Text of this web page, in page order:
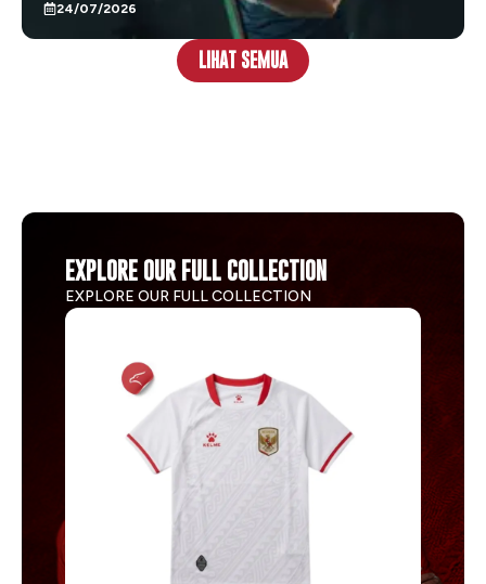
24/07/2026
LIHAT SEMUA
EXPLORE OUR FULL COLLECTION
EXPLORE OUR FULL COLLECTION